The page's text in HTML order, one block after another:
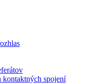
kontaktných spojení